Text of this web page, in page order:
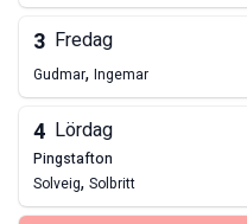
3 Fredag
Gudmar, Ingemar
4 Lördag
pingstafton
Solveig, Solbritt